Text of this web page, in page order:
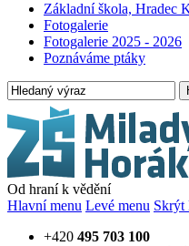
Základní škola, Hradec
Fotogalerie
Fotogalerie 2025 - 2026
Poznáváme ptáky
Od hraní k vědění
Hlavní menu Levé menu Skrýt
+420 495 703 100